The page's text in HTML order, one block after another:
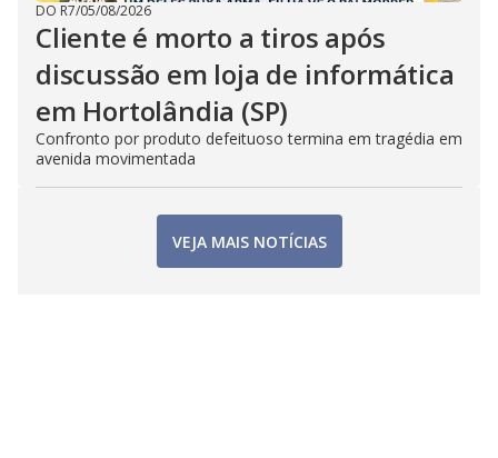
DO R7/05/08/2026
Cliente é morto a tiros após
discussão em loja de informática
em Hortolândia (SP)
Confronto por produto defeituoso termina em tragédia em
avenida movimentada
VEJA MAIS NOTÍCIAS